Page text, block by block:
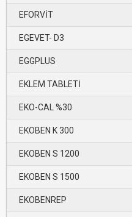
EFORVİT
EGEVET- D3
EGGPLUS
EKLEM TABLETİ
EKO-CAL %30
EKOBEN K 300
EKOBEN S 1200
EKOBEN S 1500
EKOBENREP